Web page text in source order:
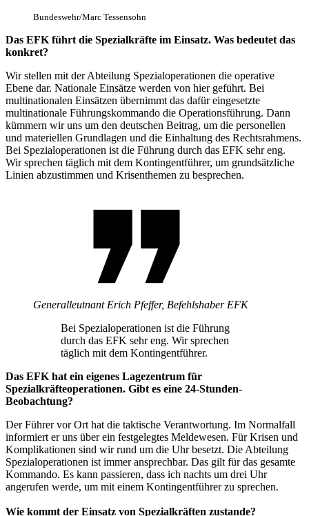
Bundeswehr/Marc Tessensohn
Das EFK führt die Spezialkräfte im Einsatz. Was bedeutet das
konkret?
Wir stellen mit der Abteilung Spezialoperationen die operative
Ebene dar. Nationale Einsätze werden von hier geführt. Bei
multinationalen Einsätzen übernimmt das dafür eingesetzte
multinationale Führungskommando die Operationsführung. Dann
kümmern wir uns um den deutschen Beitrag, um die personellen
und materiellen Grundlagen und die Einhaltung des Rechtsrahmens.
Bei Spezialoperationen ist die Führung durch das EFK sehr eng.
Wir sprechen täglich mit dem Kontingentführer, um grundsätzliche
Linien abzustimmen und Krisenthemen zu besprechen.
Generalleutnant Erich Pfeffer, Befehlshaber EFK
Bei Spezialoperationen ist die Führung
durch das EFK sehr eng. Wir sprechen
täglich mit dem Kontingentführer.
Das EFK hat ein eigenes Lagezentrum für
Spezialkräfteoperationen. Gibt es eine 24-Stunden-
Beobachtung?
Der Führer vor Ort hat die taktische Verantwortung. Im Normalfall
informiert er uns über ein festgelegtes Meldewesen. Für Krisen und
Komplikationen sind wir rund um die Uhr besetzt. Die Abteilung
Spezialoperationen ist immer ansprechbar. Das gilt für das gesamte
Kommando. Es kann passieren, dass ich nachts um drei Uhr
angerufen werde, um mit einem Kontingentführer zu sprechen.
Wie kommt der Einsatz von Spezialkräften zustande?